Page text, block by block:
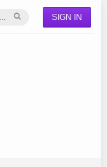
SIGN IN